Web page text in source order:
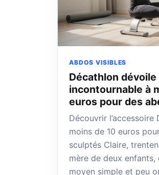
ABDOS VISIBLES
Décathlon dévoile
incontournable à
euros pour des
Découvrir l’accessoire
moins de 10 euros
sculptés Claire,
mère de deux enfants,
moyen simple et peu